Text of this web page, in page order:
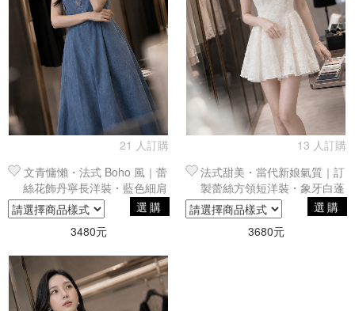
21 人訂購
文青慵懶・法式 Boho 風｜蕾
絲花飾丹寧長洋裝・藍色細肩
帶單品
選購
3480元
13 人訂購
法式甜美・當代新娘氣質｜訂
製蕾絲方領短洋裝・象牙白蓬
擺小禮服
選購
3680元